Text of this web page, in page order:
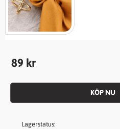
89 kr
Lagerstatus